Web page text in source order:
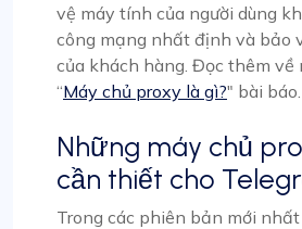
vệ máy tính của người dùng
công mạng nhất định và bảo
của khách hàng. Đọc thêm về
“Máy chủ proxy là gì?" bài báo.
Những máy chủ
cần thiết cho
Trong các phiên bản mới nhất